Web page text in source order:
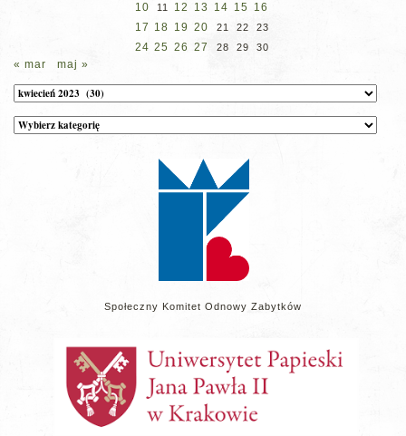
10 11 12 13 14 15 16
17 18 19 20 21 22 23
24 25 26 27 28 29 30
« mar maj »
Archiwum
Kategorie
wpisów
Społeczny Komitet Odnowy Zabytków